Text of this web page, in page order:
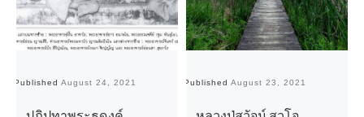
Published August 24, 2021 Published August 23, 2021